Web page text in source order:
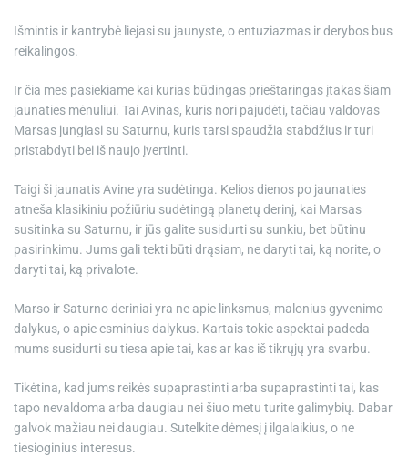
Išmintis ir kantrybė liejasi su jaunyste, o entuziazmas ir derybos bus
reikalingos.
Ir čia mes pasiekiame kai kurias būdingas prieštaringas įtakas šiam
jaunaties mėnuliui. Tai Avinas, kuris nori pajudėti, tačiau valdovas
Marsas jungiasi su Saturnu, kuris tarsi spaudžia stabdžius ir turi
pristabdyti bei iš naujo įvertinti.
Taigi ši jaunatis Avine yra sudėtinga. Kelios dienos po jaunaties
atneša klasikiniu požiūriu sudėtingą planetų derinį, kai Marsas
susitinka su Saturnu, ir jūs galite susidurti su sunkiu, bet būtinu
pasirinkimu. Jums gali tekti būti drąsiam, ne daryti tai, ką norite, o
daryti tai, ką privalote.
Marso ir Saturno deriniai yra ne apie linksmus, malonius gyvenimo
dalykus, o apie esminius dalykus. Kartais tokie aspektai padeda
mums susidurti su tiesa apie tai, kas ar kas iš tikrųjų yra svarbu.
Tikėtina, kad jums reikės supaprastinti arba supaprastinti tai, kas
tapo nevaldoma arba daugiau nei šiuo metu turite galimybių. Dabar
galvok mažiau nei daugiau. Sutelkite dėmesį į ilgalaikius, o ne
tiesioginius interesus.